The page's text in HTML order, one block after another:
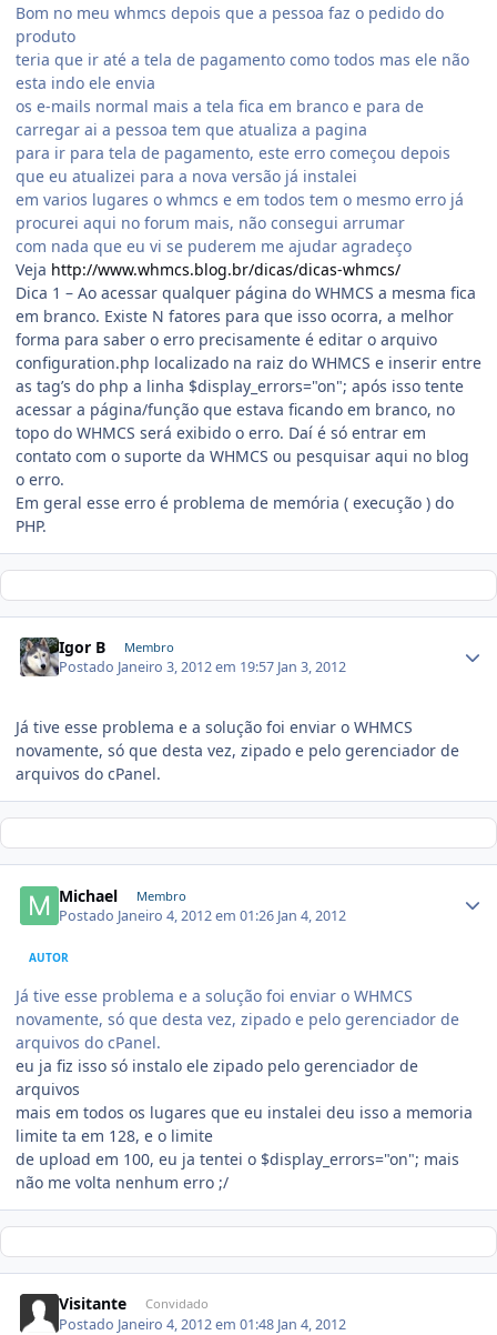
Bom no meu whmcs depois que a pessoa faz o pedido do
produto
teria que ir até a tela de pagamento como todos mas ele não
esta indo ele envia
os e-mails normal mais a tela fica em branco e para de
carregar ai a pessoa tem que atualiza a pagina
para ir para tela de pagamento, este erro começou depois
que eu atualizei para a nova versão já instalei
em varios lugares o whmcs e em todos tem o mesmo erro já
procurei aqui no forum mais, não consegui arrumar
com nada que eu vi se puderem me ajudar agradeço
Veja http://www.whmcs.blog.br/dicas/dicas-whmcs/
Dica 1 – Ao acessar qualquer página do WHMCS a mesma fica
em branco. Existe N fatores para que isso ocorra, a melhor
forma para saber o erro precisamente é editar o arquivo
configuration.php localizado na raiz do WHMCS e inserir entre
as tag’s do php a linha $display_errors="on"; após isso tente
acessar a página/função que estava ficando em branco, no
topo do WHMCS será exibido o erro. Daí é só entrar em
contato com o suporte da WHMCS ou pesquisar aqui no blog
o erro.
Em geral esse erro é problema de memória ( execução ) do
PHP.
Igor B Membro
Postado Janeiro 3, 2012 em 19:57 Jan 3, 2012
Já tive esse problema e a solução foi enviar o WHMCS
novamente, só que desta vez, zipado e pelo gerenciador de
arquivos do cPanel.
Michael Membro
Postado Janeiro 4, 2012 em 01:26 Jan 4, 2012
AUTOR
Já tive esse problema e a solução foi enviar o WHMCS
novamente, só que desta vez, zipado e pelo gerenciador de
arquivos do cPanel.
eu ja fiz isso só instalo ele zipado pelo gerenciador de
arquivos
mais em todos os lugares que eu instalei deu isso a memoria
limite ta em 128, e o limite
de upload em 100, eu ja tentei o $display_errors="on"; mais
não me volta nenhum erro ;/
Visitante Convidado
Postado Janeiro 4, 2012 em 01:48 Jan 4, 2012